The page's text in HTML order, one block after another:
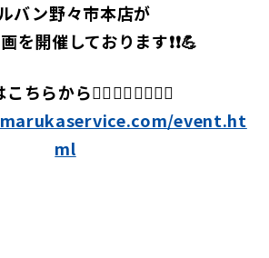
バン野々市本店が
を開催しております❗❗💪
ちらから👇🏻👇🏻👇🏻👇🏻
event.ht
ml